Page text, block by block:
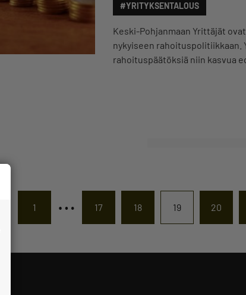
#YRITYKSENTALOUS
Keski-Pohjanmaan Yrittäjät
nykyiseen
rahoituspäätöksiä niin kasvua
1 … 17 18 19 20